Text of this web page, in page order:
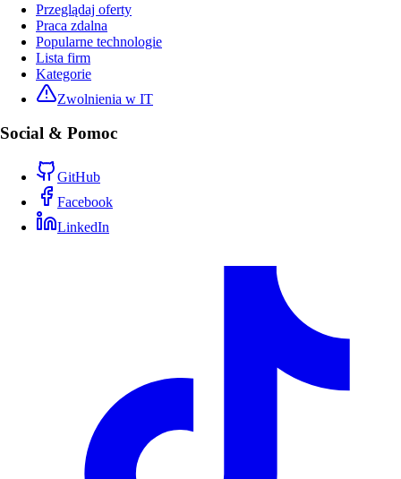
Przeglądaj oferty
Praca zdalna
Popularne technologie
Lista firm
Kategorie
Zwolnienia w IT
Social & Pomoc
GitHub
Facebook
LinkedIn